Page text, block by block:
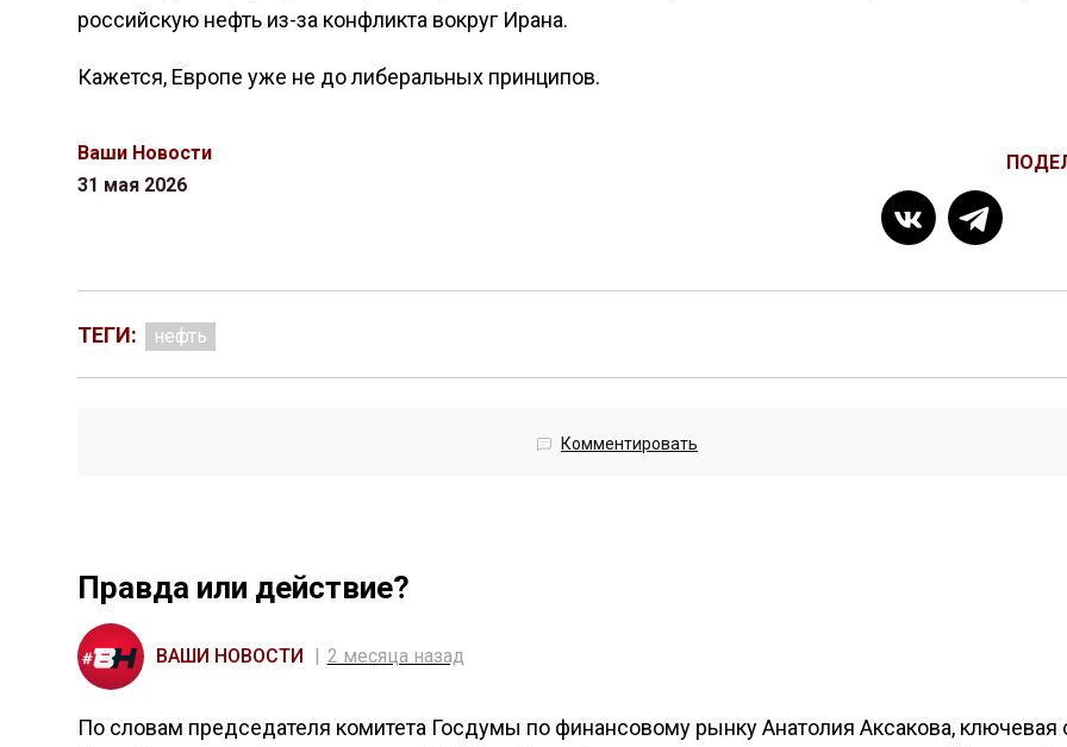
российскую нефть из-за конфликта вокруг Ирана.
Кажется, Европе уже не до либеральных принципов.
Ваши Новости
31 мая 2026
ТЕГИ: нефть
Комментировать
Правда или действие?
ВАШИ НОВОСТИ 2 месяца назад
По словам председателя комитета Госдумы по финансовому рынку Анатолия Аксакова, ключевая